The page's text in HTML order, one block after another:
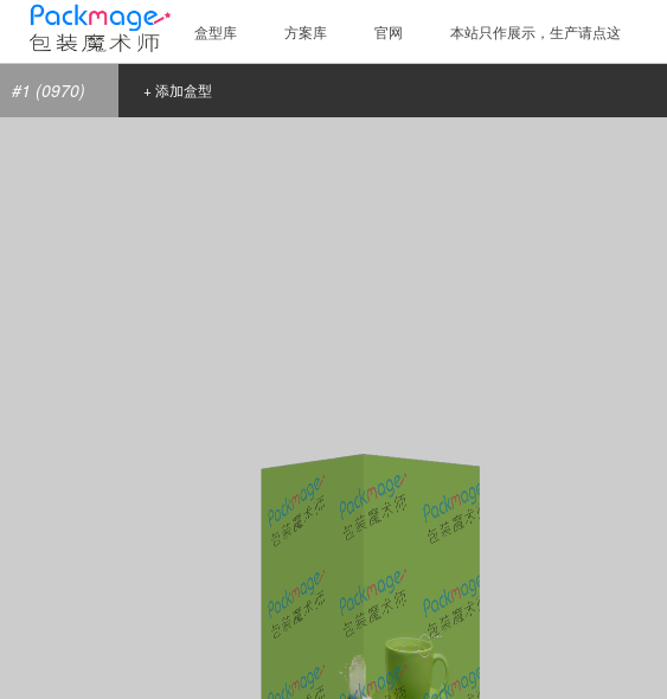
盒型库 方案库 官网 本站只作展示，生产请点这
#1 (0970) + 添加盒型